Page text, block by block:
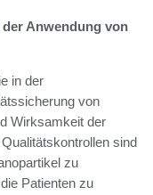
Anwendung von
in der
von
Wirksamkeit der
sind
zu
Patienten zu